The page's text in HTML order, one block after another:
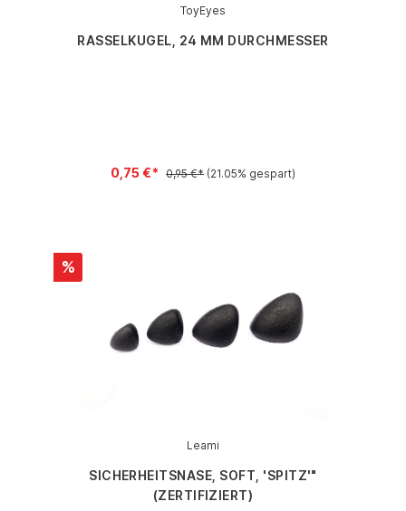
ToyEyes
RASSELKUGEL, 24 MM DURCHMESSER
0,75 €* 0,95 €* (21.05% gespart)
%
Leami
SICHERHEITSNASE, SOFT, 'SPITZ'"
(ZERTIFIZIERT)